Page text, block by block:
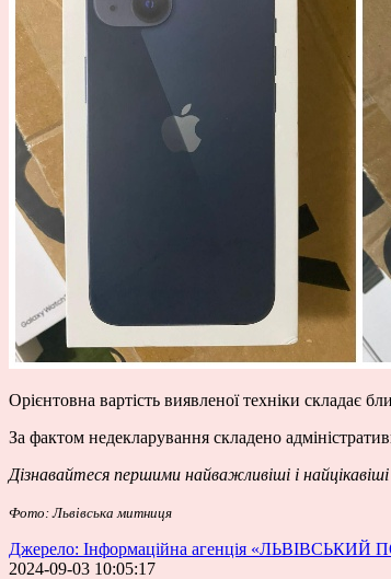
Орієнтовна вартість виявленої техніки складає
За фактом недекларування складено
Дізнавайтеся першими найважливіші і
Фото: Львівська митниця
Джерело: Інформаційна агенція «ЛЬВІВСЬКИЙ
2024-09-03 10:05:17